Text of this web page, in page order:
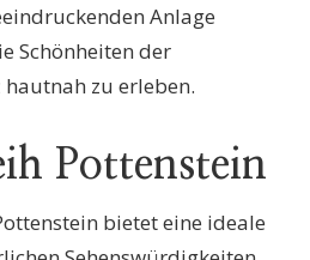
Anlage
Schönheiten der
hautnah zu erleben.
Pottenstein
bietet eine ideale